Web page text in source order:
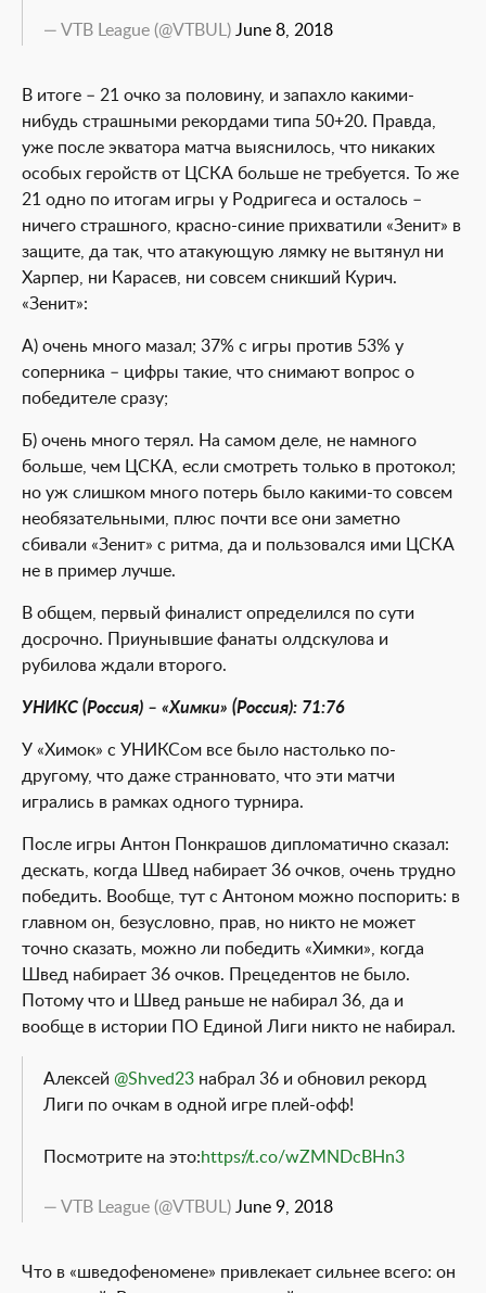
— VTB League (@VTBUL) June 8, 2018
В итоге – 21 очко за половину, и запахло какими-
нибудь страшными рекордами типа 50+20. Правда,
уже после экватора матча выяснилось, что никаких
особых геройств от ЦСКА больше не требуется. То же
21 одно по итогам игры у Родригеса и осталось –
ничего страшного, красно-синие прихватили «Зенит» в
защите, да так, что атакующую лямку не вытянул ни
Харпер, ни Карасев, ни совсем сникший Курич.
«Зенит»:
А) очень много мазал; 37% с игры против 53% у
соперника – цифры такие, что снимают вопрос о
победителе сразу;
Б) очень много терял. На самом деле, не намного
больше, чем ЦСКА, если смотреть только в протокол;
но уж слишком много потерь было какими-то совсем
необязательными, плюс почти все они заметно
сбивали «Зенит» с ритма, да и пользовался ими ЦСКА
не в пример лучше.
В общем, первый финалист определился по сути
досрочно. Приунывшие фанаты олдскулова и
рубилова ждали второго.
УНИКС (Россия) – «Химки» (Россия): 71:76
У «Химок» с УНИКСом все было настолько по-
другому, что даже странновато, что эти матчи
игрались в рамках одного турнира.
После игры Антон Понкрашов дипломатично сказал:
дескать, когда Швед набирает 36 очков, очень трудно
победить. Вообще, тут с Антоном можно поспорить: в
главном он, безусловно, прав, но никто не может
точно сказать, можно ли победить «Химки», когда
Швед набирает 36 очков. Прецедентов не было.
Потому что и Швед раньше не набирал 36, да и
вообще в истории ПО Единой Лиги никто не набирал.
Алексей @Shved23 набрал 36 и обновил рекорд
Лиги по очкам в одной игре плей-офф!
Посмотрите на это:https://t.co/wZMNDcBHn3
— VTB League (@VTBUL) June 9, 2018
Что в «шведофеномене» привлекает сильнее всего: он